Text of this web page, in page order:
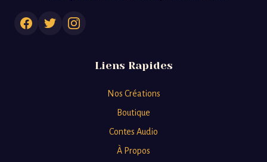
Liens Rapides
Nos Créations
Boutique
Contes Audio
À Propos